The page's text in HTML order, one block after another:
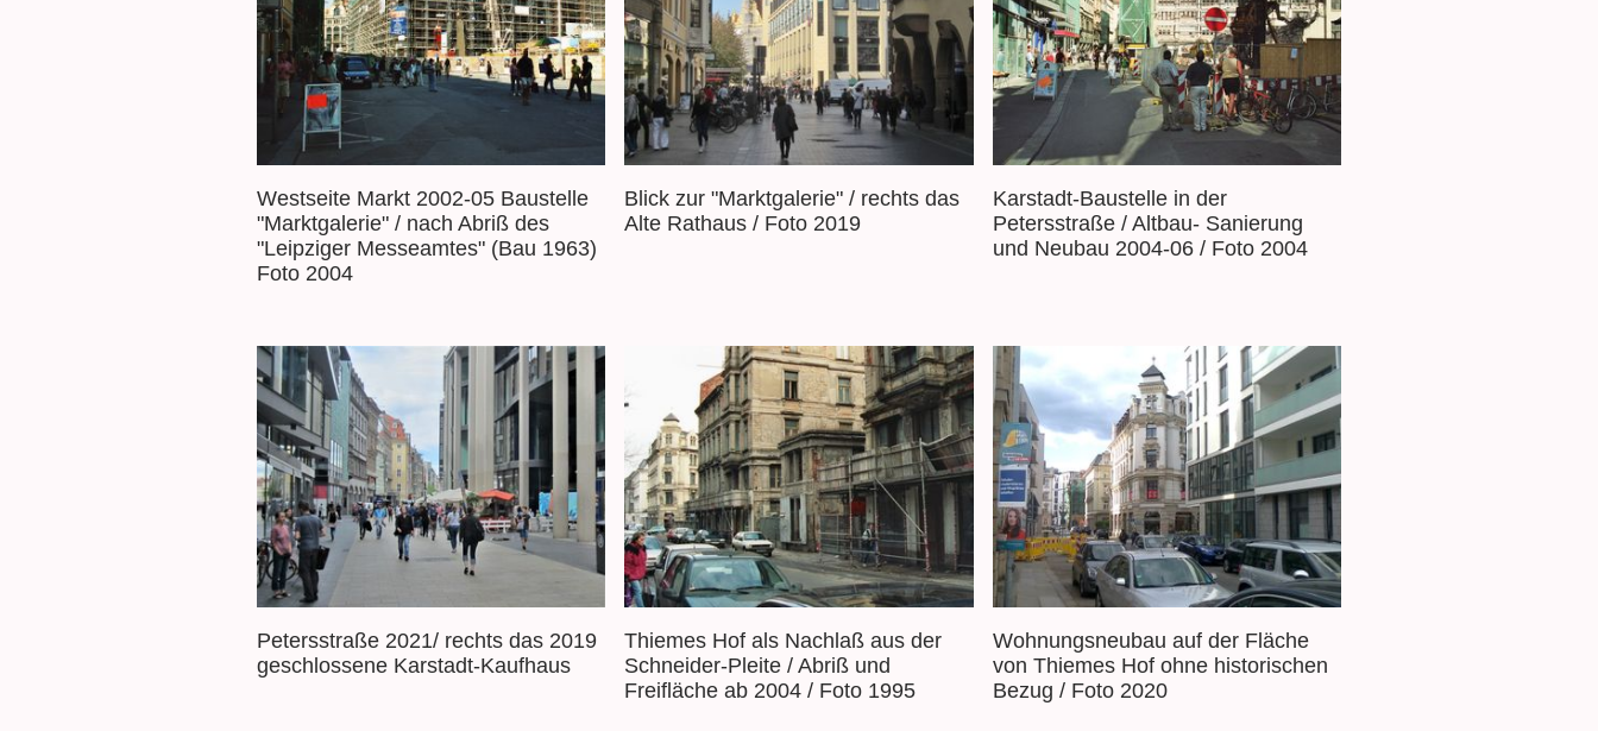
Westseite Markt 2002-05 Baustelle
"Marktgalerie" / nach Abriß des
"Leipziger Messeamtes" (Bau 1963)
Foto 2004
Blick zur "Marktgalerie" / rechts das
Alte Rathaus / Foto 2019
Karstadt-Baustelle in der
Petersstraße / Altbau- Sanierung
und Neubau 2004-06 / Foto 2004
Petersstraße 2021/ rechts das 2019
geschlossene Karstadt-Kaufhaus
Thiemes Hof als Nachlaß aus der
Schneider-Pleite / Abriß und
Freifläche ab 2004 / Foto 1995
Wohnungsneubau auf der Fläche
von Thiemes Hof ohne historischen
Bezug / Foto 2020